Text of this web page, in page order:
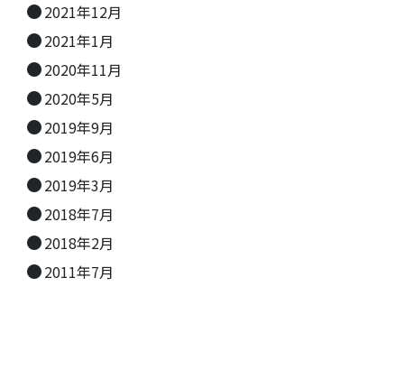
2021年12月
2021年1月
2020年11月
2020年5月
2019年9月
2019年6月
2019年3月
2018年7月
2018年2月
2011年7月